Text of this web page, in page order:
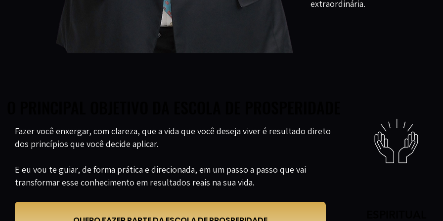
extraordinária.
Fazer você enxergar, com clareza, que a vida que você deseja viver é resultado direto
dos princípios que você decide aplicar.
E eu vou te guiar, de forma prática e direcionada, em um passo a passo que vai
transformar esse conhecimento em resultados reais na sua vida.